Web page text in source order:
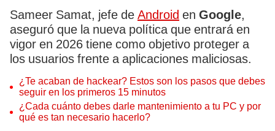
Sameer Samat, jefe de Android en Google,
aseguró que la nueva política que entrará en
vigor en 2026 tiene como objetivo proteger a
los usuarios frente a aplicaciones maliciosas.
¿Te acaban de hackear? Estos son los pasos que debes
seguir en los primeros 15 minutos
¿Cada cuánto debes darle mantenimiento a tu PC y por
qué es tan necesario hacerlo?